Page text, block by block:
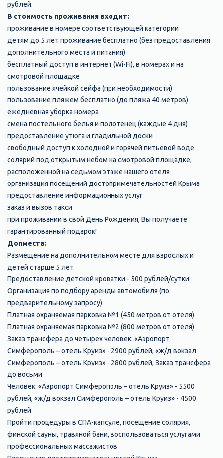
рублей.
В стоимость проживания входит:
проживание в номере соответствующей категории
детям до 5 лет проживание бесплатно (без предоставления
дополнительного места и питания)
бесплатный доступ в интернет (Wi-Fi), в номерах и на
смотровой площадке
пользование ячейкой сейфа (при необходимости)
пользование пляжем бесплатно (до пляжа 40 метров)
ежедневная уборка номера
смена постельного белья и полотенец (каждые 4 дня)
предоставление утюга и гладильной доски
свободный доступ к холодной и горячей питьевой воде
солярий под открытым небом на смотровой площадке,
расположенной на седьмом этаже нашего отеля
организация посещений достопримечательностей Крыма
предоставление информационных услуг
заказ и вызов такси
при проживании в свой День Рождения, Вы получаете
гарантированный подарок!
Допместа:
Размещение на дополнительном месте для взрослых и
детей старше 5 лет
Предоставление детской кроватки - 500 рублей/сутки
Организация по подбору аренды автомобиля (по
предварительному запросу)
Платная охраняемая парковка №1 (450 метров от отеля)
Платная охраняемая парковка №2 (800 метров от отеля)
Заказ трансфера до четырех человек: «Аэропорт
Симферополь – отель Круиз» - 2900 рублей, «ж/д вокзал
Симферополь – отель Круиз» - 2800 рублей, Заказ трансфера
до восьми
Человек: «Аэропорт Симферополь – отель Круиз» - 5500
рублей, «ж/д вокзал Симферополь – отель Круиз» - 4500
рублей
Пройти процедуры в СПА-капсуле, посещение солярия,
финской сауны, травяной бани, воспользоваться услугами
профессиональных массажистов